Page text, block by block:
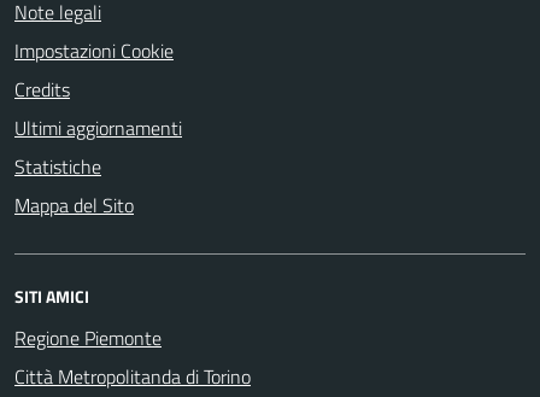
Note legali
Impostazioni Cookie
Credits
Ultimi aggiornamenti
Statistiche
Mappa del Sito
SITI AMICI
Regione Piemonte
Città Metropolitanda di Torino